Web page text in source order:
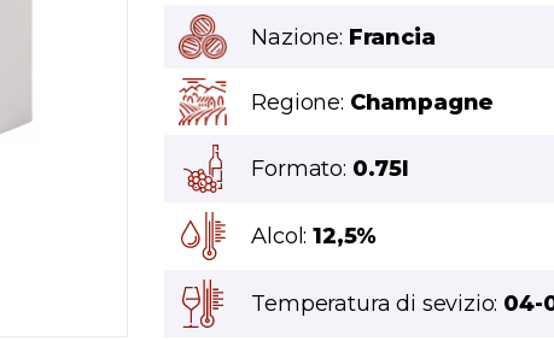
Nazione: Francia
Regione: Champagne
Formato: 0.75l
Alcol:12,5%
Temperatura di sevizio: 04-